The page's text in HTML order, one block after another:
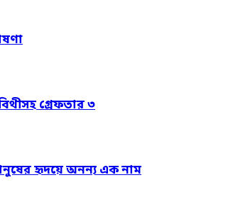
গ্রেফতার ৩
হৃদয়ে অনন্য এক নাম